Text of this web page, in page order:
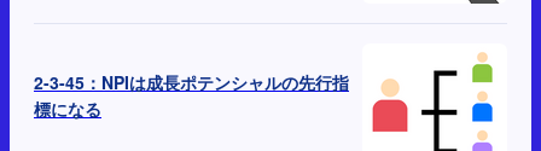
2-3-45：NPIは成長ポテンシャルの先行指
標になる